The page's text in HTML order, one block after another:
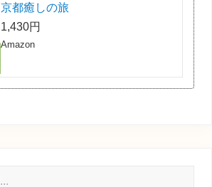
京都癒しの旅
1,430円
Amazon